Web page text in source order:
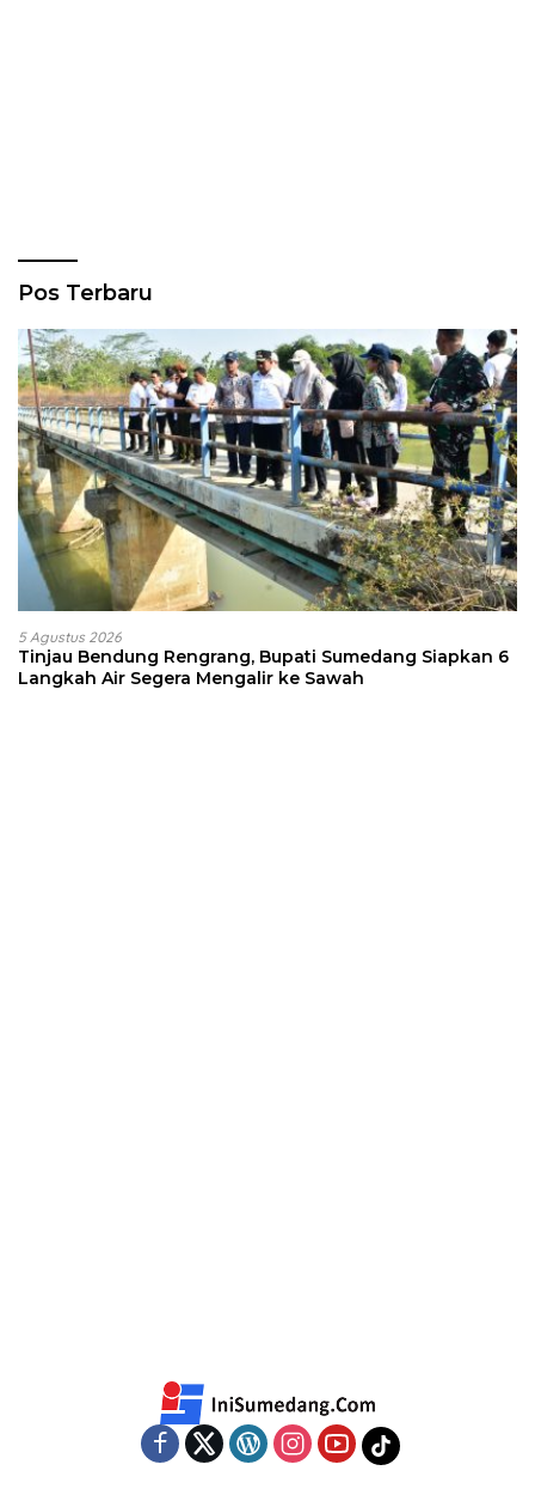
Pos Terbaru
5 Agustus 2026
Tinjau Bendung Rengrang, Bupati Sumedang Siapkan 6
Langkah Air Segera Mengalir ke Sawah